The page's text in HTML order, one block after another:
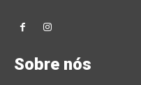
Sobre nós